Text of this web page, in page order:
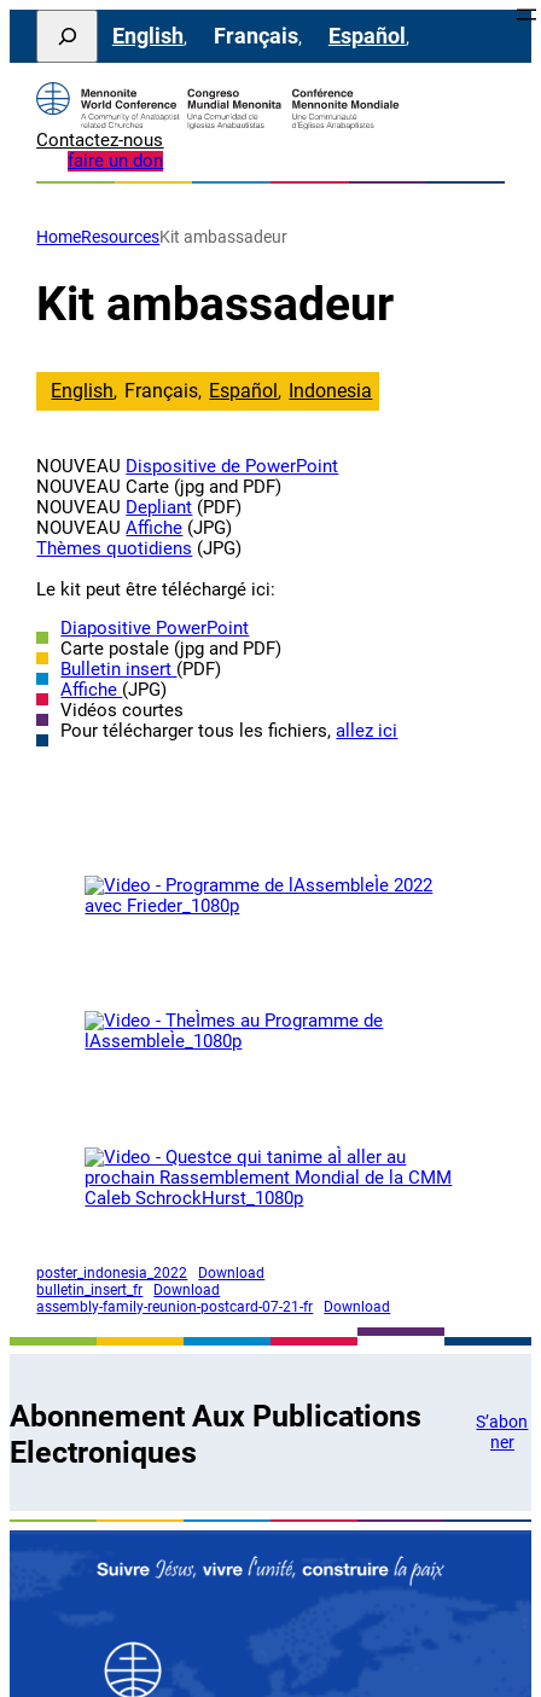
Aller
contenu
Search
English Français Español
Contactez-nous
faire un don
HomeResourcesKit ambassadeur
Kit ambassadeur
English Français Español Indonesia
NOUVEAU Dispositive de PowerPoint
NOUVEAU Carte (jpg and PDF)
NOUVEAU Depliant (PDF)
NOUVEAUAffiche (JPG)
Thèmes quotidiens (JPG)
Le kit peut être téléchargé ici:
Diapositive PowerPoint
Carte postale (jpg and PDF)
Bulletin insert (PDF)
Affiche (JPG)
Vidéos courtes
Pour télécharger tous les fichiers,allez ici
poster_indonesia_2022
Download
bulletin_insert_fr
Download
assembly-family-reunion-postcard-07-21-fr
Download
Abonnement Aux Publications
Electroniques
S’abon
ner